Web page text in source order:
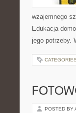
wzajemnego
Edukacja
jego potrzeby.
POSTED BY